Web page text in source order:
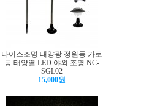
나이스조명 태양광 정원등 가로
등 태양열 LED 야외 조명 NC-
SGL02
15,000원